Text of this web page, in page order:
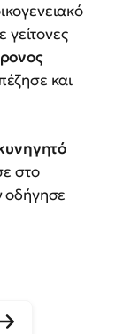
γείτονες
και
στο
οδήγησε